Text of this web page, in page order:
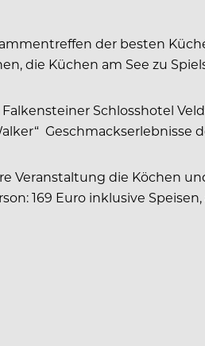
der besten
die Küchen am See zu
Schlosshotel
Geschmackserlebnisse
Veranstaltung die Köchen
169 Euro inklusive